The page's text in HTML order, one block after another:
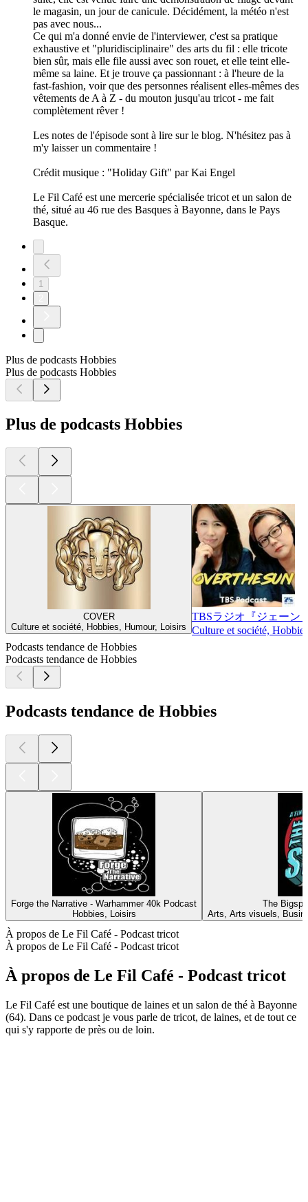
le magasin, un jour de canicule. Décidément, la météo n'est
pas avec nous...
Ce qui m'a donné envie de l'interviewer, c'est sa pratique
exhaustive et "pluridisciplinaire" des arts du fil : elle tricote
bien sûr, mais elle file aussi avec son rouet, et elle teint elle-
même sa laine. Et je trouve ça passionnant : à l'heure de la
fast-fashion, voir que des personnes réalisent elles-mêmes des
vêtements de A à Z - du mouton jusqu'au tricot - me fait
complètement rêver !
Les notes de l'épisode sont à lire sur le blog. N'hésitez pas à
m'y laisser un commentaire !
Crédit musique : "Holiday Gift" par Kai Engel
Le Fil Café est une mercerie spécialisée tricot et un salon de
thé, situé au 46 rue des Basques à Bayonne, dans le Pays
Basque.
1
Plus de podcasts Hobbies
Plus de podcasts Hobbies
Plus de podcasts Hobbies
COVER
Culture et société, Hobbies, Humour, Loisirs
TBSラジオ『ジェーン
Culture et société,
Podcasts tendance de Hobbies
Podcasts tendance de Hobbies
Podcasts tendance de Hobbies
Forge the Narrative - Warhammer 40k Podcast
Hobbies, Loisirs
The
Arts, Arts visuels,
À propos de Le Fil Café - Podcast tricot
À propos de Le Fil Café - Podcast tricot
À propos de Le Fil Café - Podcast tricot
Le Fil Café est une boutique de laines et un salon de thé à Bayonne
(64). Dans ce podcast je vous parle de tricot, de laines, et de tout ce
qui s'y rapporte de près ou de loin.